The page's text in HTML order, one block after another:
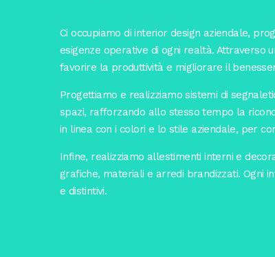
Ci occupiamo di interior design aziendale,
esigenze operative di ogni realtà. Attraverso
favorire la produttività e migliorare il
Progettiamo e realizziamo sistemi di
spazi, rafforzando allo stesso tempo la
in linea con i colori e lo stile aziendale, per
Infine, realizziamo allestimenti interni e
grafiche, materiali e arredi brandizzati. Ogni
e distintivi.